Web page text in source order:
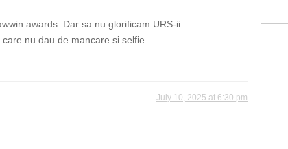
awards. Dar sa nu glorificam URS-ii.
nu dau de mancare si selfie.
July 10, 2025 at 6:30 pm